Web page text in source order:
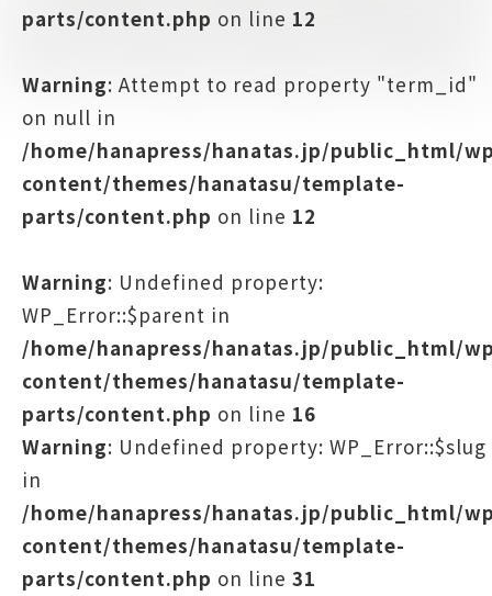
parts/content.php on line 12
Warning: Attempt to read property "term_id"
on null in
/home/hanapress/hanatas.jp/public_html/
content/themes/hanatasu/template-
parts/content.php on line 12
Warning: Undefined property:
WP_Error::$parent in
/home/hanapress/hanatas.jp/public_html/
content/themes/hanatasu/template-
parts/content.php on line 16
Warning: Undefined property: WP_Error::$slug
in
/home/hanapress/hanatas.jp/public_html/
content/themes/hanatasu/template-
parts/content.php on line 31